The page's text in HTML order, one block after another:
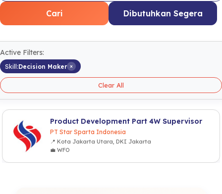
Cari Dibutuhkan Segera
Active Filters:
Skill:Decision Maker ×
Clear All
Product Development Part 4W Supervisor
PT Star Sparta Indonesia
📍 Kota Jakarta Utara, DKI Jakarta
💼 WFO